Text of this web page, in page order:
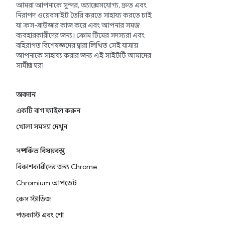
আমরা আপনাকে সুন্দর, অ্যাক্সেসযোগ্য, দ্রুত এবং
নিরাপদ ওয়েবসাইট তৈরি করতে সাহায্য করতে চাই
যা ক্রস-ব্রাউজার কাজ করে এবং আপনার সমস্ত
ব্যবহারকারীদের জন্য। ক্রোম টিমের সদস্যরা এবং
বহিরাগত বিশেষজ্ঞদের দ্বারা লিখিত সেই যাত্রায়
আপনাকে সাহায্য করার জন্য এই সাইটটি আমাদের
সামগ্রীর ঘর৷
অবদান
একটি বাগ ফাইল করুন
খোলা সমস্যা দেখুন
সম্পর্কিত বিষয়বস্তু
বিকাশকারীদের জন্য Chrome
Chromium আপডেট
কেস স্টাডিজ
পডকাস্ট এবং শো